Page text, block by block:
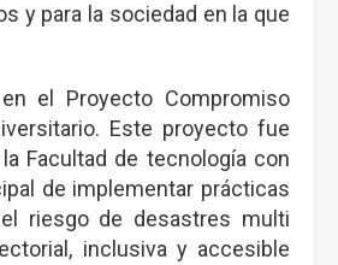
y para la sociedad en la que
el Proyecto Compromiso
Este proyecto fue
Facultad de tecnología con
de implementar prácticas
riesgo de desastres multi
inclusiva y accesible